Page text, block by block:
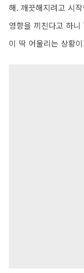
해. 깨끗해지려고 시
영향을 끼친다고 하
이 딱 어울리는 상황